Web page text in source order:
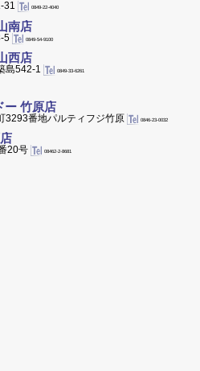
31 0849-22-4040
南店
5 0849-54-9100
西店
島542-1 0849-33-6261
ー 竹原店
3293番地パルティフジ竹原 0846-23-0032
20号 08462-2-8681